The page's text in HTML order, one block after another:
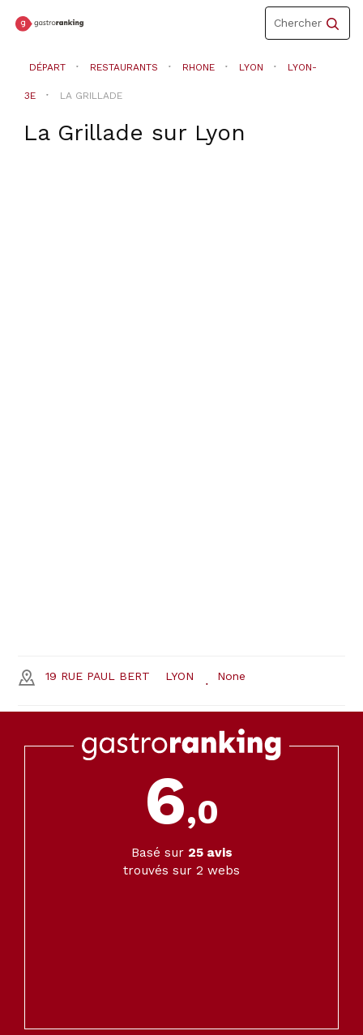
Toggle
navigation
Chercher
DÉPART RESTAURANTS RHONE LYON LYON-
3E LA GRILLADE
La Grillade sur Lyon
19 RUE PAUL BERT LYON None
6,0
Basé sur 25avis
trouvés sur 2 webs